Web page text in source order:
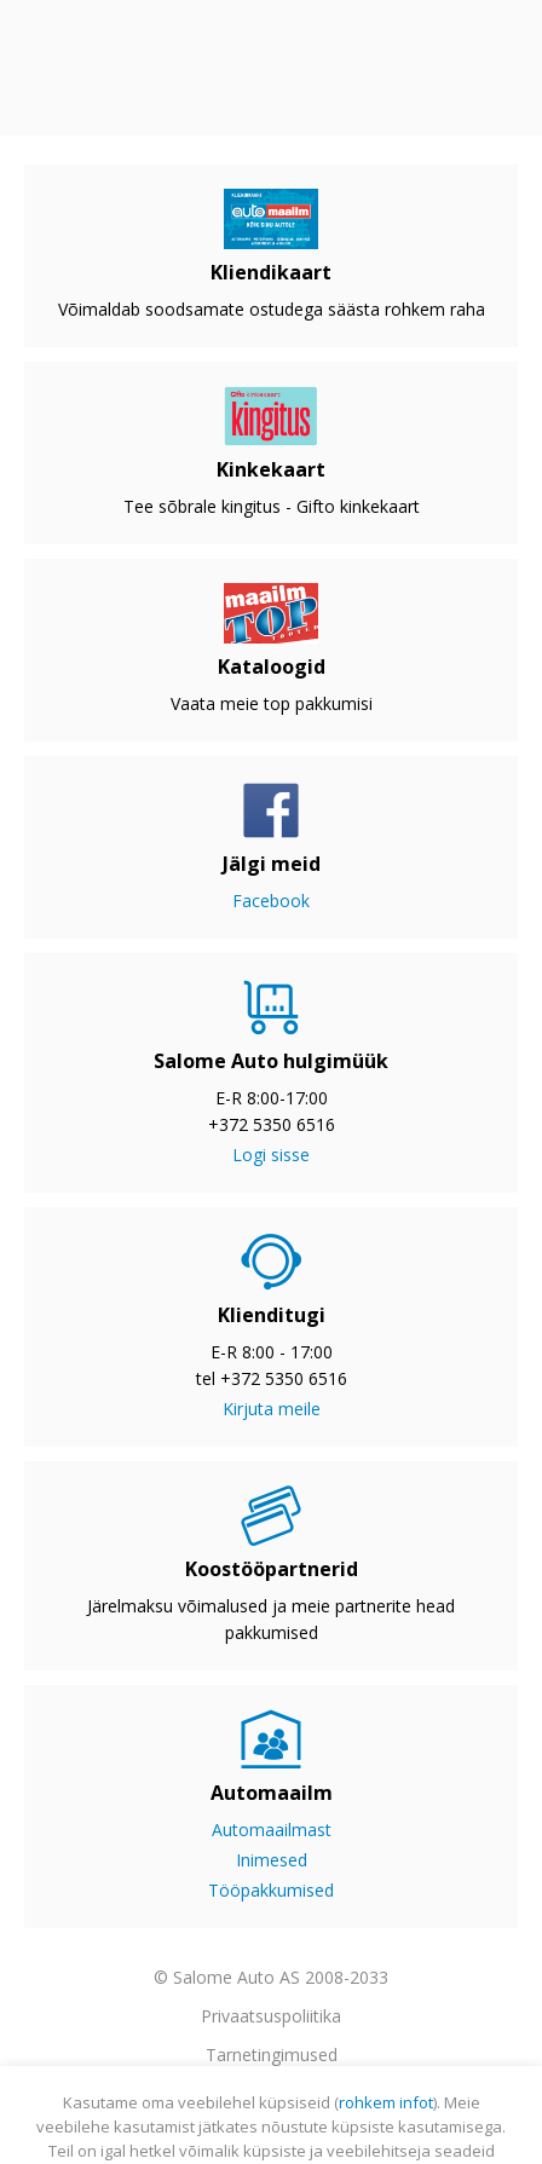
Kliendikaart
Võimaldab soodsamate ostudega säästa rohkem raha
Kinkekaart
Tee sõbrale kingitus - Gifto kinkekaart
Kataloogid
Vaata meie top pakkumisi
Jälgi meid
Facebook
Salome Auto hulgimüük
E-R 8:00-17:00
+372 5350 6516
Logi sisse
Klienditugi
E-R 8:00 - 17:00
tel +372 5350 6516
Kirjuta meile
Koostööpartnerid
Järelmaksu võimalused ja meie partnerite head
pakkumised
Automaailm
Automaailmast
Inimesed
Tööpakkumised
© Salome Auto AS 2008-2033
Privaatsuspoliitika
Tarnetingimused
Garantii
Utiliseerimine
Kasutame oma veebilehel küpsiseid (rohkem infot). Meie
veebilehe kasutamist jätkates nõustute küpsiste kasutamisega.
Teil on igal hetkel võimalik küpsiste ja veebilehitseja seadeid